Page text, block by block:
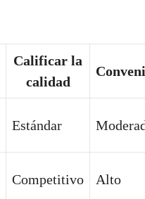
Calificar la
calidad
Estándar
Competitivo Alto